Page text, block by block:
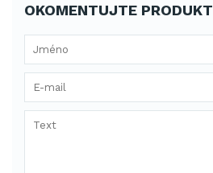
OKOMENTUJTE PRODUKT